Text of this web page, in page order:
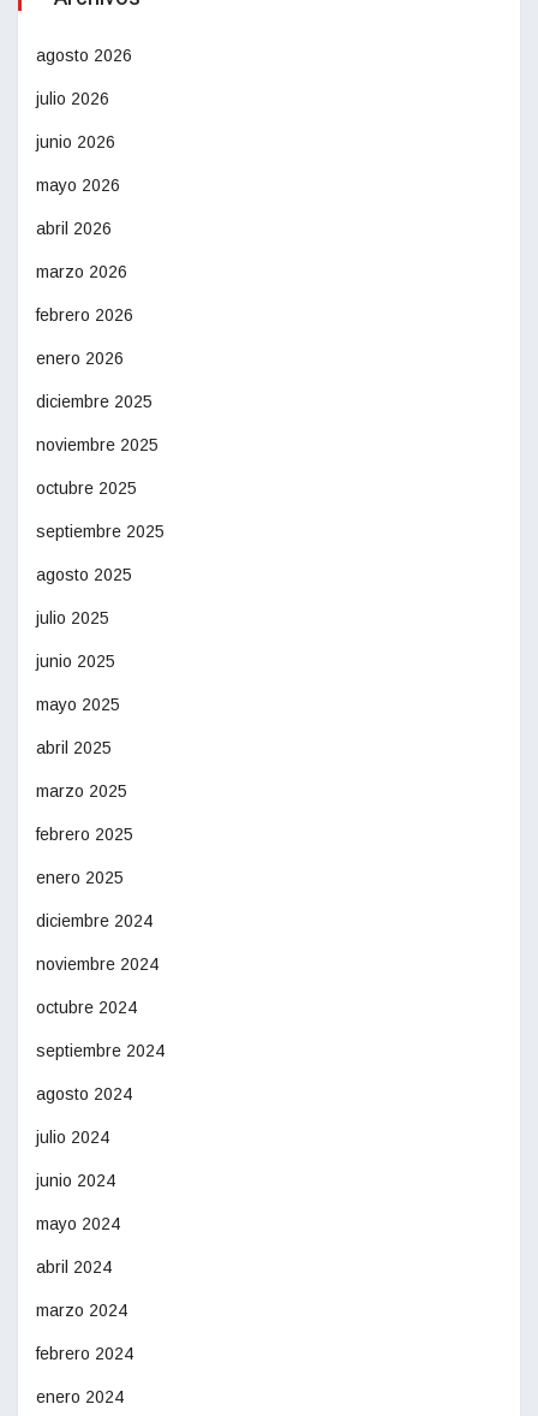
agosto 2026
julio 2026
junio 2026
mayo 2026
abril 2026
marzo 2026
febrero 2026
enero 2026
diciembre 2025
noviembre 2025
octubre 2025
septiembre 2025
agosto 2025
julio 2025
junio 2025
mayo 2025
abril 2025
marzo 2025
febrero 2025
enero 2025
diciembre 2024
noviembre 2024
octubre 2024
septiembre 2024
agosto 2024
julio 2024
junio 2024
mayo 2024
abril 2024
marzo 2024
febrero 2024
enero 2024